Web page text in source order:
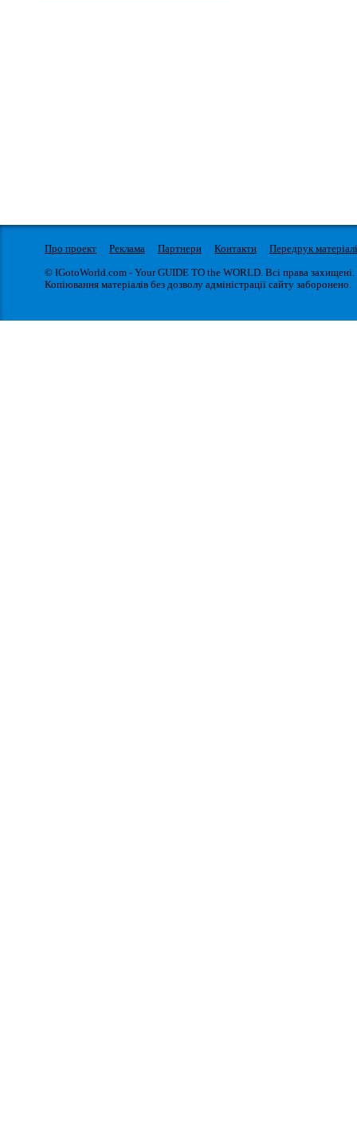
Про проект Реклама Партнери Контакти
Передрук
© IGotoWorld.com - Your GUIDE TO the WORLD. Всі права захищені.
Копіювання матеріалів без дозволу адміністрації сайту заборонено.